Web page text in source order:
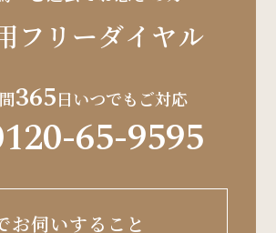
を収集・利用する目的は，以下
からのお問い合わせに回答する
を行うことを含む） ・ユーザー
ビスの新機能，更新情報，キャ
当社が提供する他のサービスの
反したユーザーや，不正・不当
フリーダイヤル
365日いつでもご対応
65-9595
お伺いすること